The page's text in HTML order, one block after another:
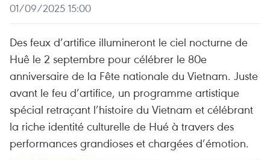
01/09/2025 15:00
Des feux d’artifice illumineront le ciel nocturne de
Huê le 2 septembre pour célébrer le 80e
anniversaire de la Fête nationale du Vietnam. Juste
avant le feu d’artifice, un programme artistique
spécial retraçant l’histoire du Vietnam et célébrant
la riche identité culturelle de Hué à travers des
performances grandioses et chargées d’émotion.